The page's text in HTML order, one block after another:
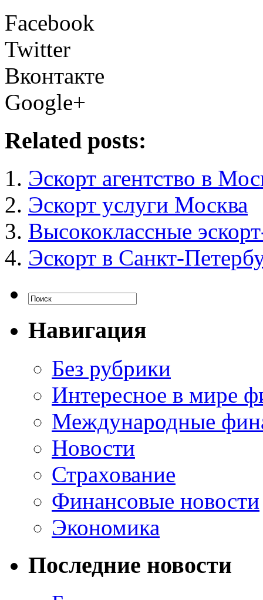
Facebook
Twitter
Вконтакте
Google+
Related posts:
Эскорт агентство в
Эскорт услуги Москва
Высококлассные
Эскорт в Санкт-
Навигация
Без рубрики
Интересное в мире
Международные
Новости
Страхование
Финансовые новости
Экономика
Последние новости